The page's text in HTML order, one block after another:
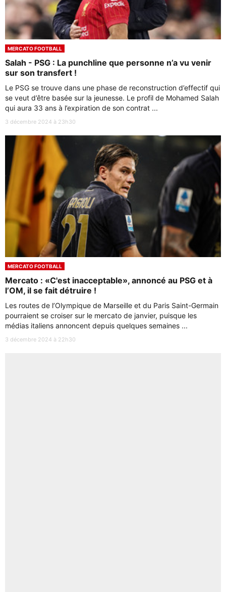
MERCATO FOOTBALL
Salah - PSG : La punchline que personne n’a vu venir
sur son transfert !
Le PSG se trouve dans une phase de reconstruction d’effectif qui
se veut d’être basée sur la jeunesse. Le profil de Mohamed Salah
qui aura 33 ans à l’expiration de son contrat ...
3 décembre 2024 à 23h30
MERCATO FOOTBALL
Mercato : «C'est inacceptable», annoncé au PSG et à
l’OM, il se fait détruire !
Les routes de l’Olympique de Marseille et du Paris Saint-Germain
pourraient se croiser sur le mercato de janvier, puisque les
médias italiens annoncent depuis quelques semaines ...
3 décembre 2024 à 22h30